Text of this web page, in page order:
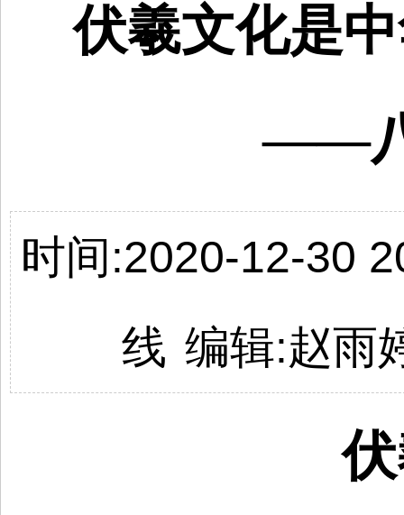
伏羲文化是
——
时间:2020-12-30
线 编辑:赵雨